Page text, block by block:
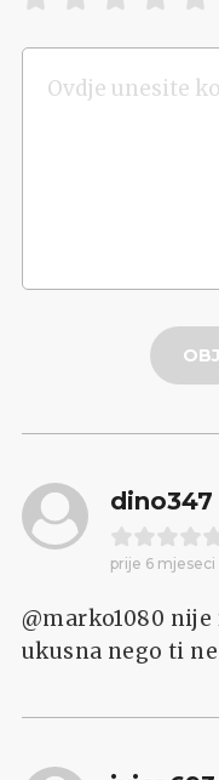
dino347
prije 6 mjeseci
@marko1080
ukusna nego ti